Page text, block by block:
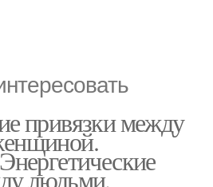
привязки между
людьми.